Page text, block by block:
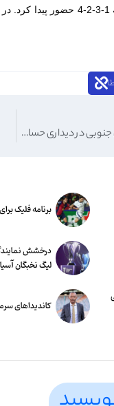
تیم ایران در این بازی با
هندبال بانوان| برتری زاگرس جنوبی در دیداری حساس
برنامه فلیک
درخشش
لیگ نخبگان آسیا
کاندیداهای